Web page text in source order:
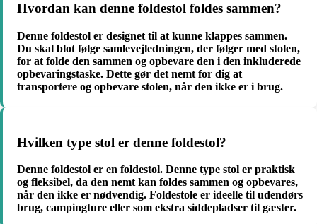
Hvordan kan denne foldestol foldes sammen?
Denne foldestol er designet til at kunne klappes sammen.
Du skal blot følge samlevejledningen, der følger med stolen,
for at folde den sammen og opbevare den i den inkluderede
opbevaringstaske. Dette gør det nemt for dig at
transportere og opbevare stolen, når den ikke er i brug.
Hvilken type stol er denne foldestol?
Denne foldestol er en foldestol. Denne type stol er praktisk
og fleksibel, da den nemt kan foldes sammen og opbevares,
når den ikke er nødvendig. Foldestole er ideelle til udendørs
brug, campingture eller som ekstra siddepladser til gæster.